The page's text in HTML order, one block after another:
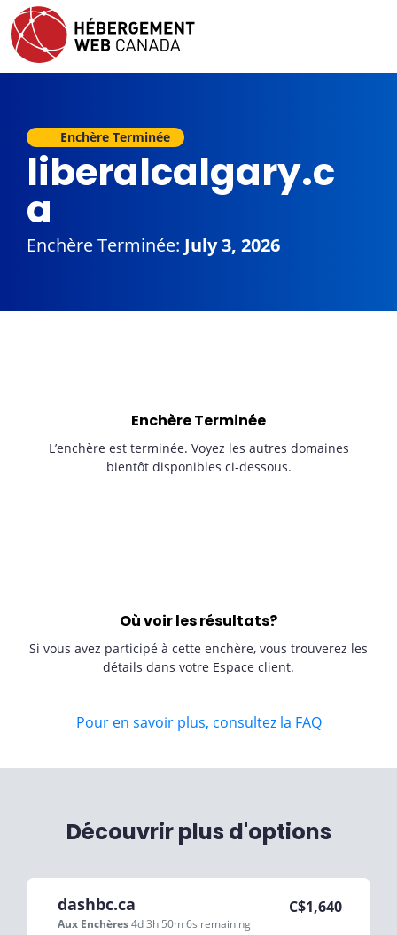
Enchère Terminée
liberalcalgary.c
a
Enchère Terminée: July 3, 2026
Enchère Terminée
L’enchère est terminée. Voyez les autres domaines
bientôt disponibles ci-dessous.
Où voir les résultats?
Si vous avez participé à cette enchère, vous trouverez les
détails dans votre Espace client.
Pour en savoir plus, consultez la FAQ
Découvrir plus d'options
dashbc.ca
Aux Enchères4d 3h 50m 6s remaining
C$1,640